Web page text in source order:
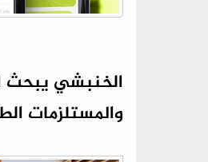
الخنبشي يبحث
والمستلزمات